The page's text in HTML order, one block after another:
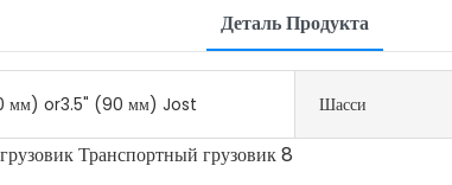
Деталь Продукта
мм) or3.5" (90 мм) Jost Шасси